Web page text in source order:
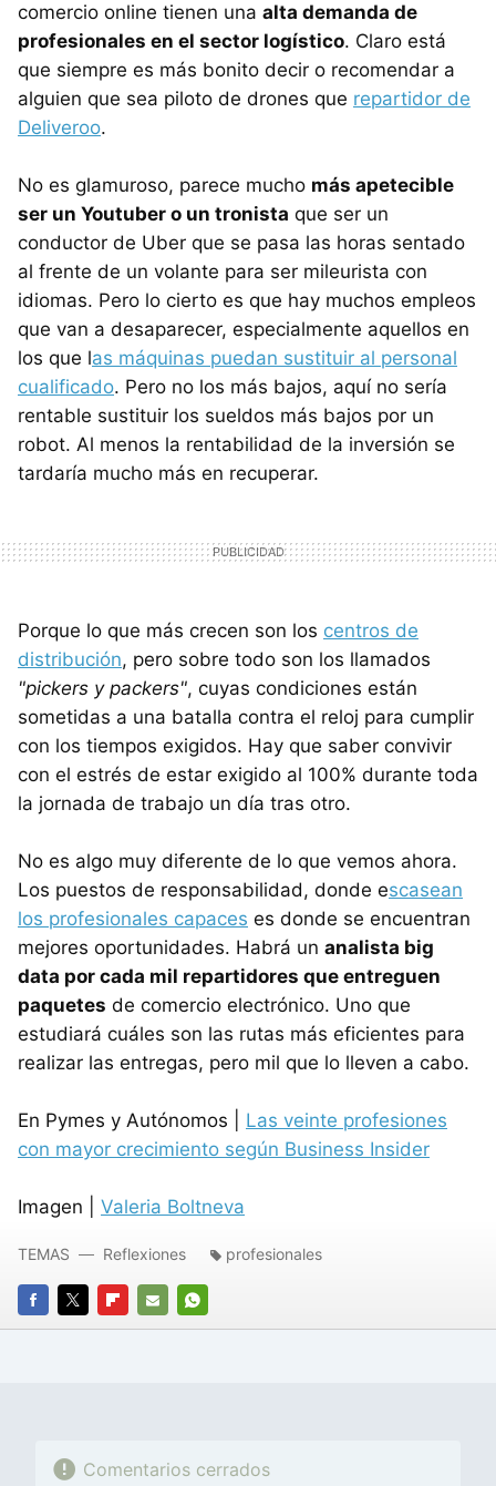
comercio online tienen una alta demanda de
profesionales en el sector logístico. Claro está
que siempre es más bonito decir o recomendar a
alguien que sea piloto de drones que repartidor de
Deliveroo.
No es glamuroso, parece mucho más apetecible
ser un Youtuber o un tronista que ser un
conductor de Uber que se pasa las horas sentado
al frente de un volante para ser mileurista con
idiomas. Pero lo cierto es que hay muchos empleos
que van a desaparecer, especialmente aquellos en
los que las máquinas puedan sustituir al personal
cualificado. Pero no los más bajos, aquí no sería
rentable sustituir los sueldos más bajos por un
robot. Al menos la rentabilidad de la inversión se
tardaría mucho más en recuperar.
Porque lo que más crecen son los centros de
distribución, pero sobre todo son los llamados
"pickers y packers", cuyas condiciones están
sometidas a una batalla contra el reloj para cumplir
con los tiempos exigidos. Hay que saber convivir
con el estrés de estar exigido al 100% durante toda
la jornada de trabajo un día tras otro.
No es algo muy diferente de lo que vemos ahora.
Los puestos de responsabilidad, donde escasean
los profesionales capaces es donde se encuentran
mejores oportunidades. Habrá un analista big
data por cada mil repartidores que entreguen
paquetes de comercio electrónico. Uno que
estudiará cuáles son las rutas más eficientes para
realizar las entregas, pero mil que lo lleven a cabo.
En Pymes y Autónomos | Las veinte profesiones
con mayor crecimiento según Business Insider
Imagen | Valeria Boltneva
FACEBOOK
TWITTERFLIPBOARD
E-
WHATSAPP
TEMAS Reflexiones profesionales
Comentarios cerrados